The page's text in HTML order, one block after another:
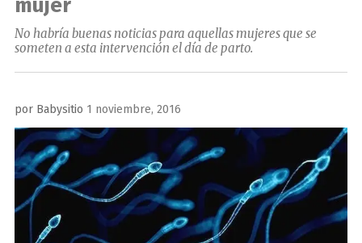
No habría buenas noticias para aquellas mujeres que se
someten a esta intervención el día de parto.
por Babysitio Publicado
el
1 noviembre, 2016